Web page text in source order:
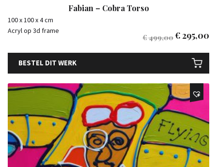
Fabian – Cobra Torso
100 x 100 x 4 cm
Acryl op 3d frame
€499,00€295,00
BESTEL DIT WERK